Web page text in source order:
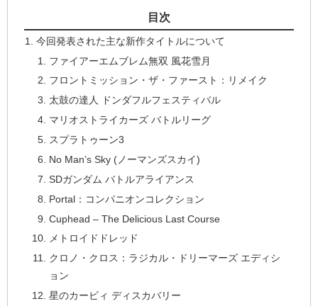
目次
今回発表された主な新作タイトルについて
ファイアーエムブレム無双 風花雪月
フロントミッション・ザ・ファースト：リメイク
太鼓の達人 ドンダフルフェスティバル
マリオストライカーズ バトルリーグ
スプラトゥーン3
No Man’s Sky (ノーマンズスカイ)
SDガンダム バトルアライアンス
Portal：コンパニオンコレクション
Cuphead – The Delicious Last Course
メトロイドドレッド
クロノ・クロス：ラジカル・ドリーマーズ エディシ
ョン
星のカービィ ディスカバリー